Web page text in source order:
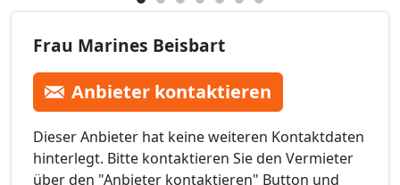
Frau Marines Beisbart
Anbieter kontaktieren
Dieser Anbieter hat keine weiteren Kontaktdaten
hinterlegt. Bitte kontaktieren Sie den Vermieter
über den "Anbieter kontaktieren" Button und